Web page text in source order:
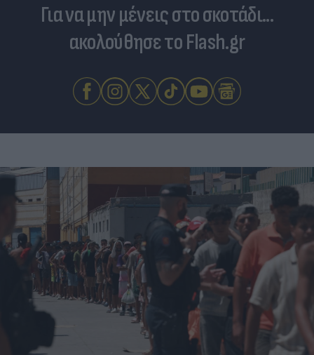
Για να μην μένεις στο σκοτάδι...
ακολούθησε το Flash.gr